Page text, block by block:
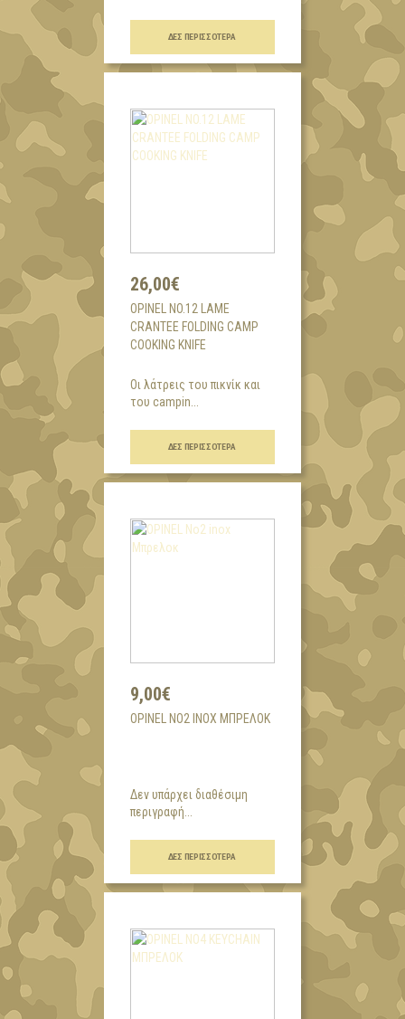
ΔΕΣ ΠΕΡΙΣΣΌΤΕΡΑ
26,00€
OPINEL NO.12 LAME
CRANTEE FOLDING CAMP
COOKING KNIFE
Οι λάτρεις του πικνίκ και
του campin...
ΔΕΣ ΠΕΡΙΣΣΌΤΕΡΑ
9,00€
OPINEL NO2 INOX ΜΠΡΕΛΟΚ
Δεν υπάρχει διαθέσιμη
περιγραφή...
ΔΕΣ ΠΕΡΙΣΣΌΤΕΡΑ